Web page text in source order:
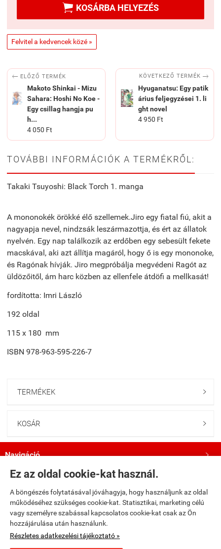
Ez az oldal cookie-kat használ.
A böngészés folytatásával jóváhagyja, hogy használjunk az oldal
működéséhez szükséges cookie-kat. Statisztikai, marketing célú
vagy személyre szabással kapcsolatos cookie-kat csak az Ön
hozzájárulása után használunk.
Részletes adatkezelési tájékoztató »
 KOSÁRBA HELYEZÉS
Felvitel a kedvencek közé »
 ELŐZŐ TERMÉK
Makoto Shinkai - Mizu
Sahara: Hoshi No Koe -
Egy csillag hangja pu
h...
4 050 Ft
KÖVETKEZŐ TERMÉK 
Hyuganatsu: Egy patik
árius feljegyzései 1. li
ght novel
4 950 Ft
TOVÁBBI INFORMÁCIÓK A TERMÉKRŐL:
Takaki Tsuyoshi: Black Torch 1. manga
A mononokék örökké élő szellemek.Jiro egy fiatal fiú, akit a
nagyapja nevel, nindzsák leszármazottja, és ért az állatok
nyelvén. Egy nap találkozik az erdőben egy sebesült fekete
macskával, aki azt állítja magáról, hogy ő is egy mononoke,
és Ragónak hívják. Jiro megpróbálja megvédeni Ragót az
üldözőitől, ám harc közben az ellenfele átdöfi a mellkasát!
fordította: Imri László
192 oldal
115 x 180 mm
ISBN 978-963-595-226-7
TERMÉKEK 
KOSÁR 
Navigáció 
Saját fiók
Bemutatkozás
Kövess minket a Facebookon!